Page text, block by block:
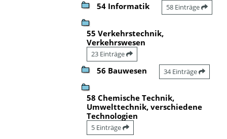
54 Informatik 58 Einträge
55 Verkehrstechnik,
Verkehrswesen
23 Einträge
56 Bauwesen 34 Einträge
58 Chemische Technik,
Umwelttechnik, verschiedene
Technologien
5 Einträge